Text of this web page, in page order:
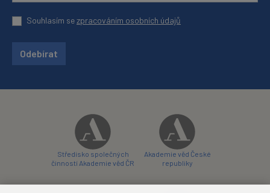
Souhlasím sezpracováním osobních údajů
Odebírat
Středisko společných
činností Akademie věd ČR
Akademie věd České
republiky